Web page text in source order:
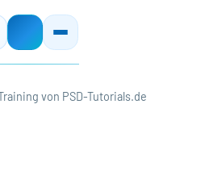
von PSD-Tutorials.de